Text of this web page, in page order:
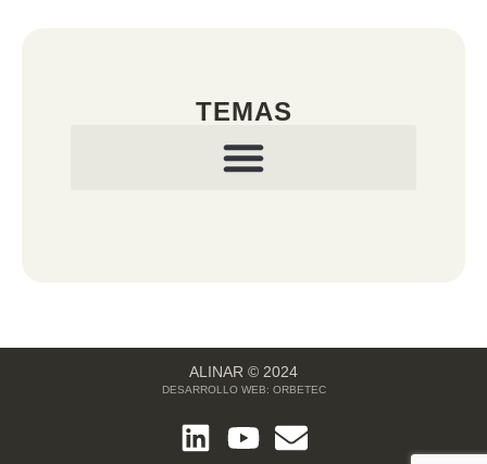
TEMAS
ALINAR © 2024
DESARROLLO WEB: ORBETEC